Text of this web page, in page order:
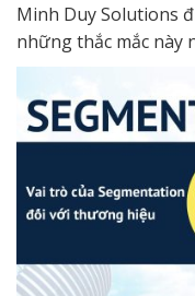
Minh Duy Solutions
những thắc mắc này